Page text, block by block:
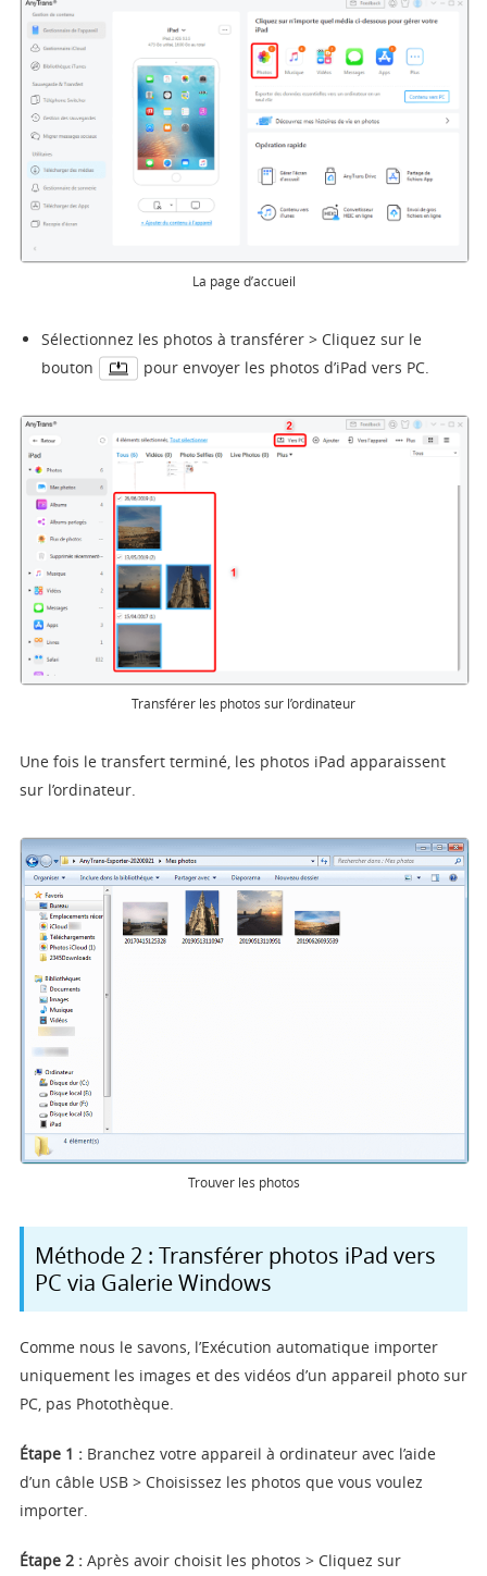
La page d’accueil
Sélectionnez les photos à transférer > Cliquez sur le
bouton
pour envoyer les photos d’iPad vers PC.
Transférer les photos sur l’ordinateur
Une fois le transfert terminé, les photos iPad apparaissent
sur l’ordinateur.
Trouver les photos
Méthode 2 : Transférer photos iPad vers
PC via Galerie Windows
Comme nous le savons, l’Exécution automatique importer
uniquement les images et des vidéos d’un appareil photo sur
PC, pas Photothèque.
Étape 1 :Branchez votre appareil à ordinateur avec l’aide
d’un câble USB > Choisissez les photos que vous voulez
importer.
Étape 2 :Après avoir choisit les photos > Cliquez sur